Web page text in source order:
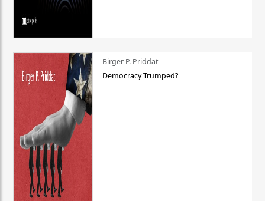
Birger P. Priddat
Democracy Trumped?